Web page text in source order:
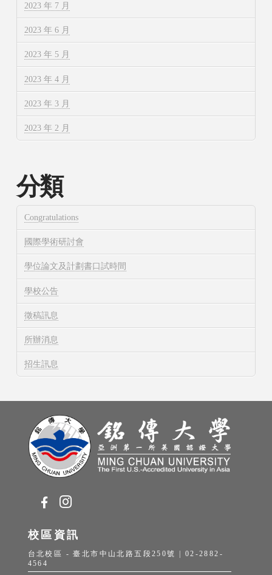
2023 年 7 月
2023 年 6 月
2023 年 5 月
2023 年 4 月
2023 年 3 月
2023 年 2 月
分類
Congratulations
國際學術研討會
學位論文及計劃書口試時間
學校公告
徵稿訊息
所辦消息
招生訊息
校區資訊
台北校區 - 臺北市中山北路五段250號 | 02-2882-
4564